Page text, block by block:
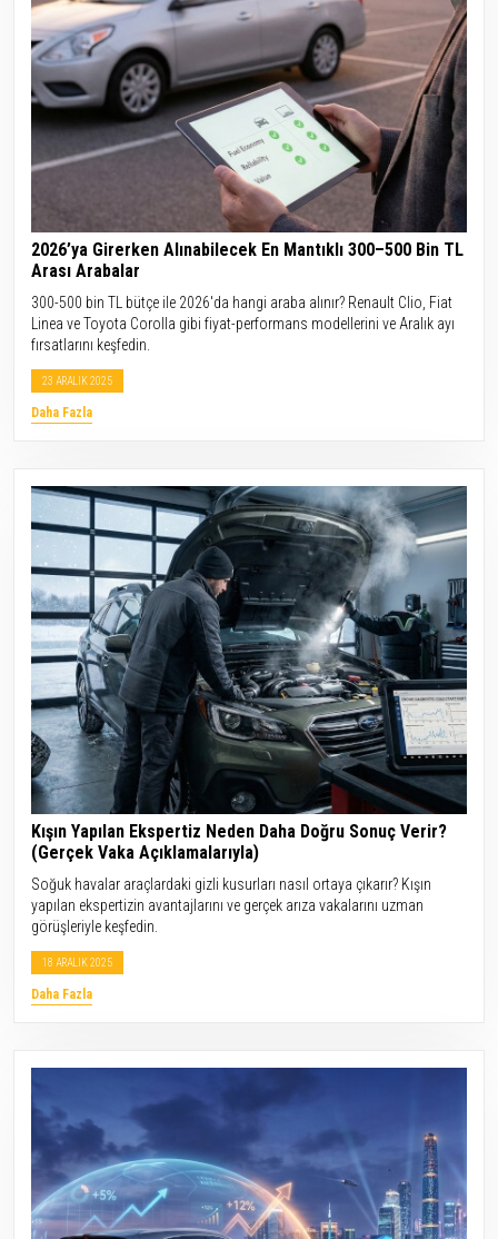
2026’ya Girerken Alınabilecek En Mantıklı 300–500 Bin TL
Arası Arabalar
300-500 bin TL bütçe ile 2026'da hangi araba alınır? Renault Clio, Fiat
Linea ve Toyota Corolla gibi fiyat-performans modellerini ve Aralık ayı
fırsatlarını keşfedin.
23 ARALIK 2025
Daha Fazla
Kışın Yapılan Ekspertiz Neden Daha Doğru Sonuç Verir?
(Gerçek Vaka Açıklamalarıyla)
Soğuk havalar araçlardaki gizli kusurları nasıl ortaya çıkarır? Kışın
yapılan ekspertizin avantajlarını ve gerçek arıza vakalarını uzman
görüşleriyle keşfedin.
18 ARALIK 2025
Daha Fazla